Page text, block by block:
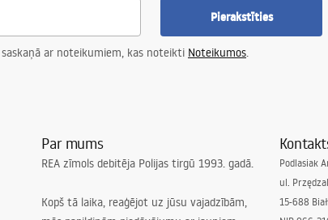
Pierakstīties
ar noteikumiem, kas noteikti Noteikumos.
Par mums
REA zīmols debitēja Polijas tirgū 1993. gadā.
Kopš tā laika, reaģējot uz jūsu vajadzībām,
Podlasiak
ul.
15-688